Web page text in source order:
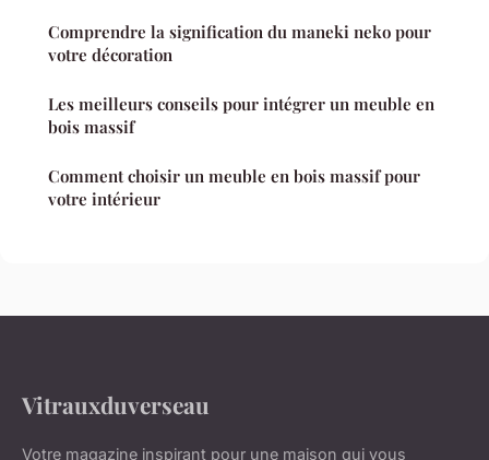
Comprendre la signification du maneki neko pour
votre décoration
Les meilleurs conseils pour intégrer un meuble en
bois massif
Comment choisir un meuble en bois massif pour
votre intérieur
Vitrauxduverseau
Votre magazine inspirant pour une maison qui vous